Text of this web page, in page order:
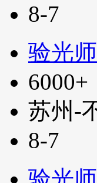
8-7
验光
6000+
苏州-
8-7